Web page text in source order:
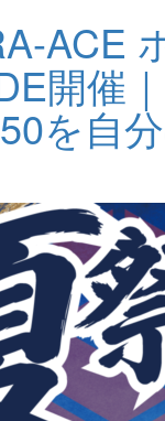
ACE
開催
を自